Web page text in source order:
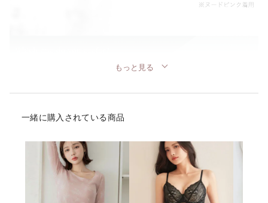
もっと見る
一緒に購入されている商品